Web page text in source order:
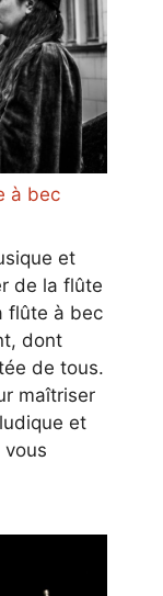
à bec
et
de la flûte
flûte à bec
dont
de tous.
maîtriser
et